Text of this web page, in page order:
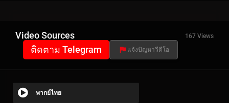
Video Sources 167 Views
ติดตาม Telegram แจ้งปัญหาวีดีโอ
พากย์ไทย